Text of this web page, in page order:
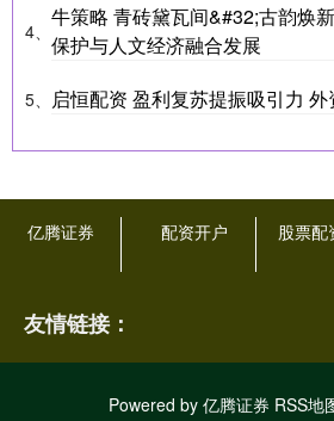
4、
牛策略 青砖黛瓦间&#32;古韵
保护与人文经济融合发展
5、 启恒配资 盈利复苏提振吸引力
亿腾证券 配资开户 股票配
友情链接：
Powered by 亿腾证券 RSS地